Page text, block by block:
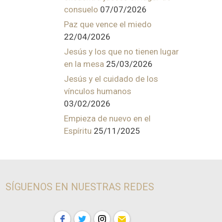
consuelo 07/07/2026
Paz que vence el miedo
22/04/2026
Jesús y los que no tienen lugar
en la mesa 25/03/2026
Jesús y el cuidado de los
vínculos humanos
03/02/2026
Empieza de nuevo en el
Espíritu 25/11/2025
SÍGUENOS EN NUESTRAS REDES